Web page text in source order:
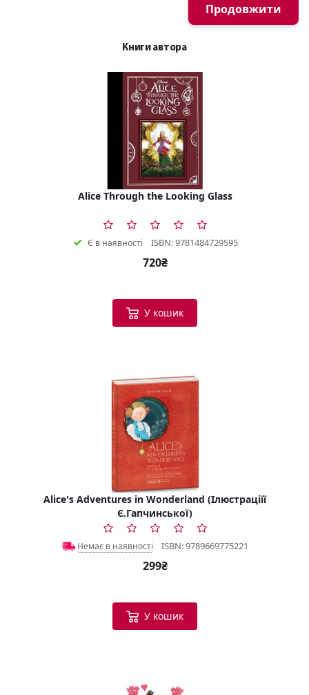
Продовжити
Книги автора
Alice Through the Looking Glass
Є в наявності ISBN: 9781484729595
720₴
У кошик
Alice's Adventures in Wonderland (Ілюстраціїї
Є.Гапчинської)
Немає в наявності ISBN: 9789669775221
299₴
У кошик